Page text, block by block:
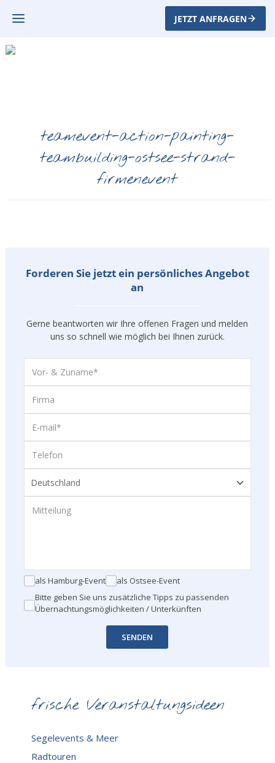
JETZT ANFRAGEN
teamevent-action-painting-
teambuilding-ostsee-strand-
firmenevent
Forderen Sie jetzt ein persönliches Angebot
an
Gerne beantworten wir Ihre offenen Fragen und melden
uns so schnell wie möglich bei Ihnen zurück.
als Hamburg-Event
als Ostsee-Event
Bitte geben Sie uns zusätzliche Tipps zu passenden
Übernachtungsmöglichkeiten / Unterkünften
SENDEN
frische Veranstaltungsideen
Segelevents & Meer
Radtouren